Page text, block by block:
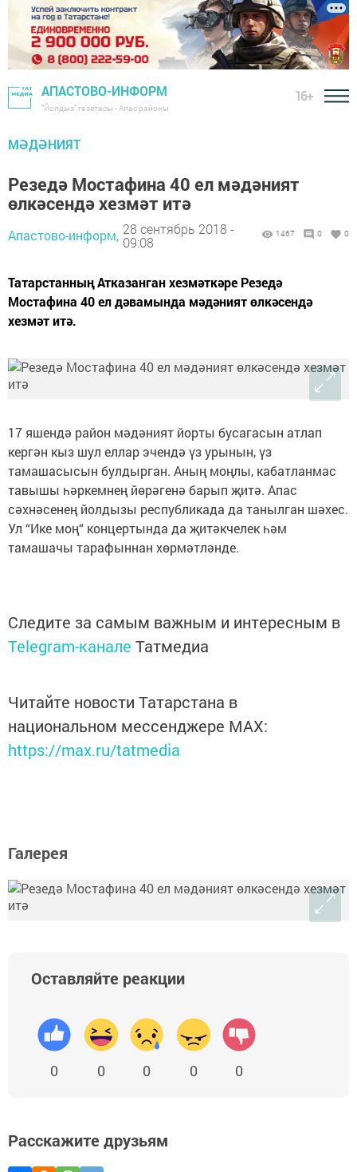
АПАСТОВО-ИНФОРМ
"Йолдыз" газетасы - Апас районы
16+
МӘДӘНИЯТ
Резедә Мостафина 40 ел мәдәният
өлкәсендә хезмәт итә
Апастово-информ, 28 сентябрь 2018 -
09:08
1467 0 0
Татарстанның Атказанган хезмәткәре Резедә
Мостафина 40 ел дәвамында мәдәният өлкәсендә
хезмәт итә.
17 яшендә район мәдәният йорты бусагасын атлап
кергән кыз шул еллар эчендә үз урынын, үз
тамашасысын булдырган. Аның моңлы, кабатланмас
тавышы һәркемнең йөрәгенә барып җитә. Апас
сәхнәсенең йолдызы республикада да танылган шәхес.
Ул “Ике моң“ концертында да җитәкчелек һәм
тамашачы тарафыннан хөрмәтләнде.
Следите за самым важным и интересным в
Telegram-канале Татмедиа
Читайте новости Татарстана в
национальном мессенджере MАХ:
https://max.ru/tatmedia
Галерея
Оставляйте реакции
0 0 0 0 0
Расскажите друзьям